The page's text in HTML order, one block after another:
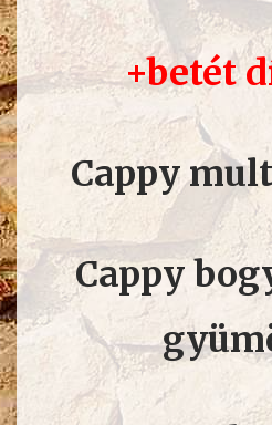
+betét
Cappy
Cappy